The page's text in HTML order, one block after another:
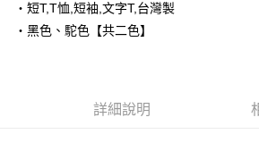
Google Pay
AFTEE先享後付是「在收到商品之後才付款」的
‧短T,T恤,短袖,文字T,台灣製
‧黑色、駝色【共二色】
詳細說明